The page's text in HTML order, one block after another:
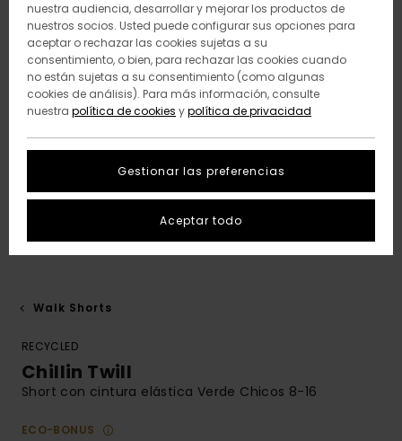
Walk Shorts
RECYCLED
Chillin Twill
Short con cintura elástica Verde Chicos 8-16
ECO-BONUS
nuestra audiencia, desarrollar y mejorar los productos de
nuestros socios. Usted puede configurar sus opciones para
aceptar o rechazar las cookies sujetas a su
consentimiento, o bien, para rechazar las cookies cuando
no están sujetas a su consentimiento (como algunas
cookies de análisis). Para más información, consulte
nuestra política de cookies ypolítica de privacidad
Gestionar las preferencias
Aceptar todo